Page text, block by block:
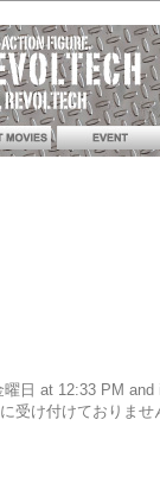
曜日 at 12:33 PM
受け付けておりませ